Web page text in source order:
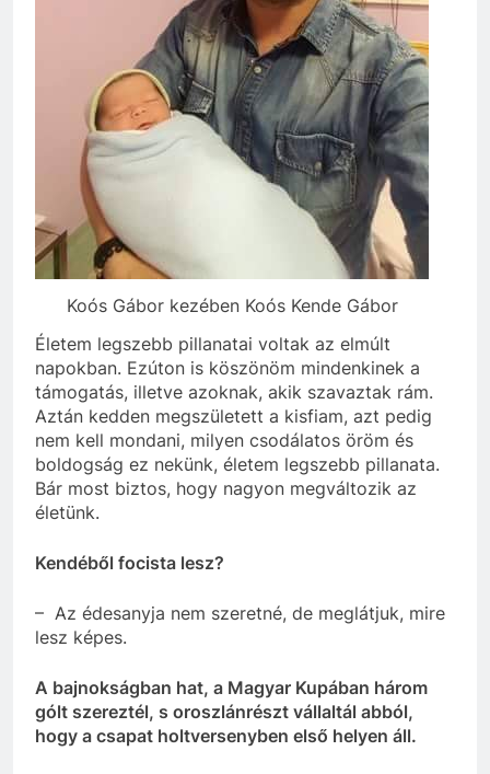
Koós Gábor kezében Koós Kende Gábor
Életem legszebb pillanatai voltak az elmúlt
napokban. Ezúton is köszönöm mindenkinek a
támogatás, illetve azoknak, akik szavaztak rám.
Aztán kedden megszületett a kisfiam, azt pedig
nem kell mondani, milyen csodálatos öröm és
boldogság ez nekünk, életem legszebb pillanata.
Bár most biztos, hogy nagyon megváltozik az
életünk.
Kendéből focista lesz?
– Az édesanyja nem szeretné, de meglátjuk, mire
lesz képes.
A bajnokságban hat, a Magyar Kupában három
gólt szereztél, s oroszlánrészt vállaltál abból,
hogy a csapat holtversenyben első helyen áll.